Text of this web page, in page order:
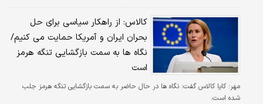
کالاس: از راهکار سیاسی برای حل
بحران ایران و آمریکا حمایت می کنیم/
نگاه ها به سمت بازگشایی تنگه هرمز
است
مهر: کایا کالاس گفت: نگاه ها در حال حاضر به سمت بازگشایی تنگه هرمز جلب
شده است.